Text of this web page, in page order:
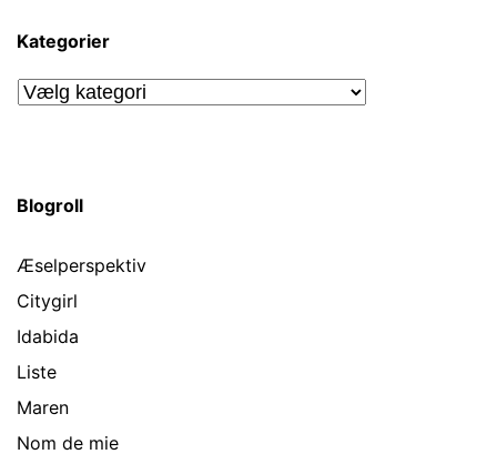
Kategorier
Kategorier
Blogroll
Æselperspektiv
Citygirl
Idabida
Liste
Maren
Nom de mie